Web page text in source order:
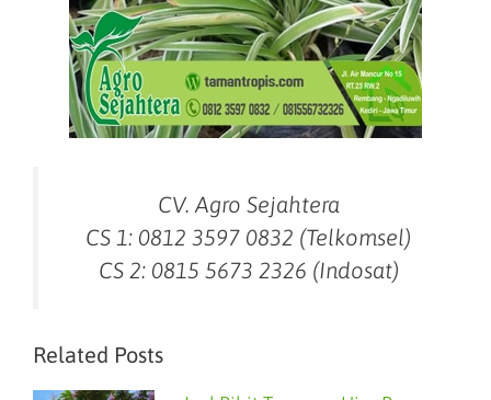
CV. Agro Sejahtera
CS 1: 0812 3597 0832 (Telkomsel)
CS 2: 0815 5673 2326 (Indosat)
Related Posts